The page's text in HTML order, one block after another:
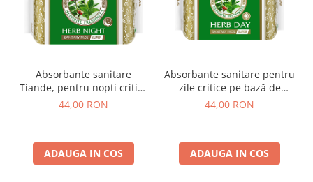
Absorbante sanitare
Tiande, pentru nopti critice
pe bază de plante Nephrite
44,00 RON
ADAUGA IN COS
Absorbante sanitare pentru
zile critice pe bază de
plante Nephrite Freshness
44,00 RON
ADAUGA IN COS